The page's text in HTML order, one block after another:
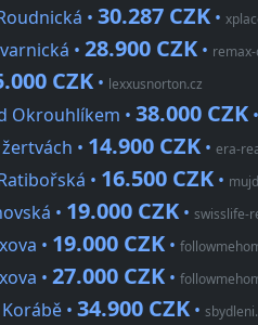
• 30.287 CZK •
• 28.900 CZK •
CZK • lexxusnorton.cz
Okrouhlíkem • 38.000 CZK •
• 14.900 CZK • era-
• 16.500 CZK •
• 19.000 CZK • swisslife-
• 19.000 CZK •
• 27.000 CZK •
• 34.900 CZK •